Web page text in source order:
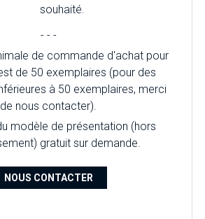
souhaité.
- - -
de commande d'achat pour
de 50 exemplaires (pour des
à 50 exemplaires, merci
de nous contacter).
modèle de présentation (hors
gratuit sur demande.
NOUS CONTACTER